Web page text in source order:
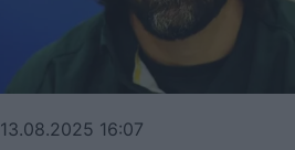
13.08.2025 16:07